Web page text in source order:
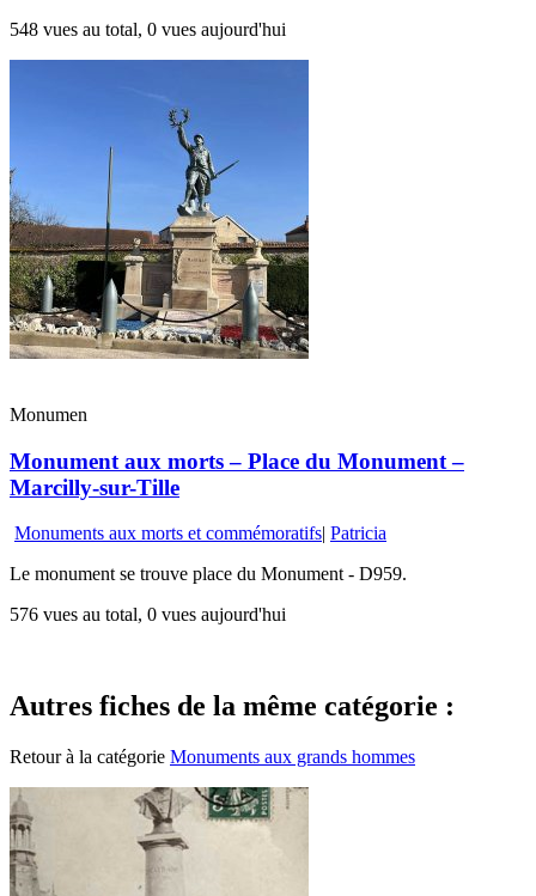
548 vues au total, 0 vues aujourd'hui
Monumen
Monument aux morts – Place du Monument –
Marcilly-sur-Tille
Monuments aux morts et commémoratifs| Patricia
Le monument se trouve place du Monument - D959.
576 vues au total, 0 vues aujourd'hui
Autres fiches de la même catégorie :
Retour à la catégorie Monuments aux grands hommes